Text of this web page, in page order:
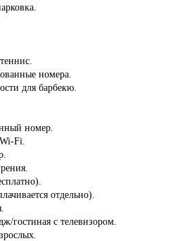
номера.
для барбекю.
номер.
Fi.
отдельно).
гостиная с телевизором.